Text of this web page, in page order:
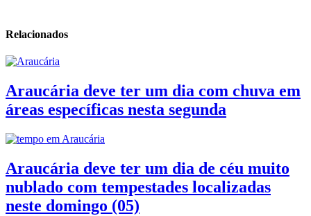
Relacionados
Araucária deve ter um dia com chuva em
áreas específicas nesta segunda
Araucária deve ter um dia de céu muito
nublado com tempestades localizadas
neste domingo (05)